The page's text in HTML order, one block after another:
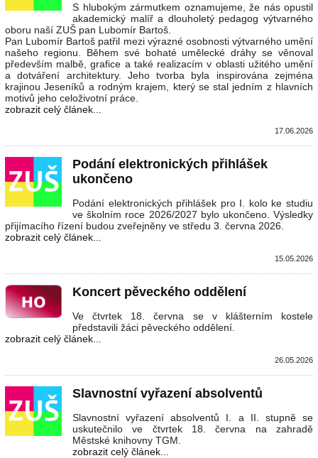
S hlubokým zármutkem oznamujeme, že nás opustil
akademický malíř a dlouholetý pedagog výtvarného
oboru naší ZUŠ pan Lubomír Bartoš.
Pan Lubomír Bartoš patřil mezi výrazné osobnosti výtvarného umění
našeho regionu. Během své bohaté umělecké dráhy se věnoval
především malbě, grafice a také realizacím v oblasti užitého umění
a dotváření architektury. Jeho tvorba byla inspirována zejména
krajinou Jeseníků a rodným krajem, který se stal jedním z hlavních
motivů jeho celoživotní práce.
zobrazit celý článek...
17.06.2026
Podání elektronických přihlášek
ukončeno
Podání elektronických přihlášek pro I. kolo ke studiu
ve školním roce 2026/2027 bylo ukončeno. Výsledky
přijímacího řízení budou zveřejněny ve středu 3. června 2026.
zobrazit celý článek...
15.05.2026
Koncert pěveckého oddělení
Ve čtvrtek 18. června se v klášterním kostele
představili žáci pěveckého oddělení.
zobrazit celý článek...
26.05.2026
Slavnostní vyřazení absolventů
Slavnostní vyřazení absolventů I. a II. stupně se
uskutečnilo ve čtvrtek 18. června na zahradě
Městské knihovny TGM.
zobrazit celý článek...